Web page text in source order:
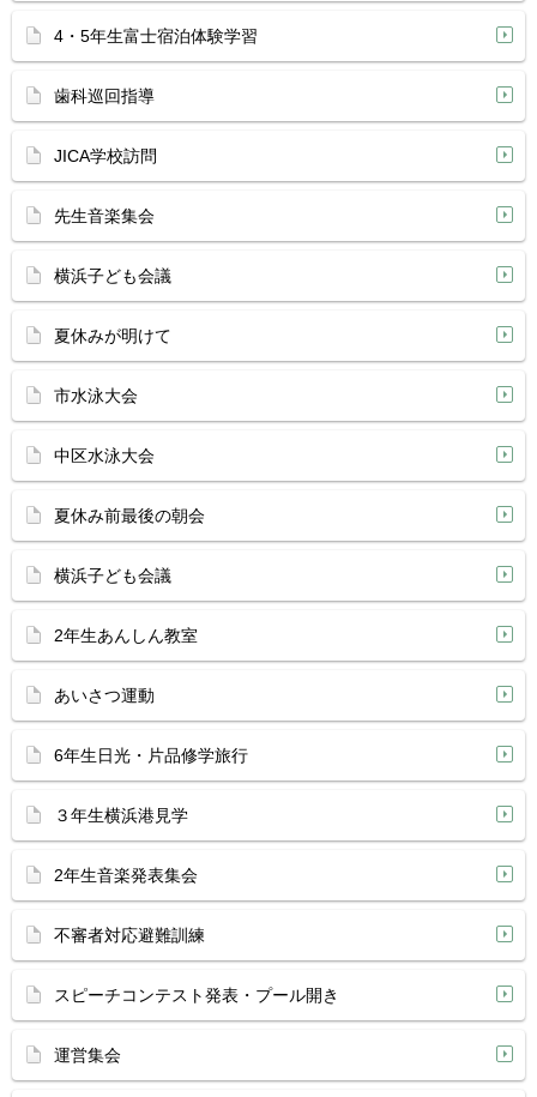
4・5年生富士宿泊体験学習
歯科巡回指導
JICA学校訪問
先生音楽集会
横浜子ども会議
夏休みが明けて
市水泳大会
中区水泳大会
夏休み前最後の朝会
横浜子ども会議
2年生あんしん教室
あいさつ運動
6年生日光・片品修学旅行
３年生横浜港見学
2年生音楽発表集会
不審者対応避難訓練
スピーチコンテスト発表・プール開き
運営集会